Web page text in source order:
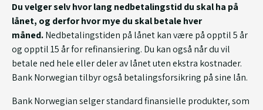
Du velger selv hvor lang nedbetalingstid du skal ha på
lånet, og derfor hvor mye du skal betale hver
måned.Nedbetalingstiden på lånet kan være på opptil 5 år
og opptil 15 år for refinansiering. Du kan også når du vil
betale ned hele eller deler av lånet uten ekstra kostnader.
Bank Norwegian tilbyr også betalingsforsikring på sine lån.
Bank Norwegian selger standard finansielle produkter, som